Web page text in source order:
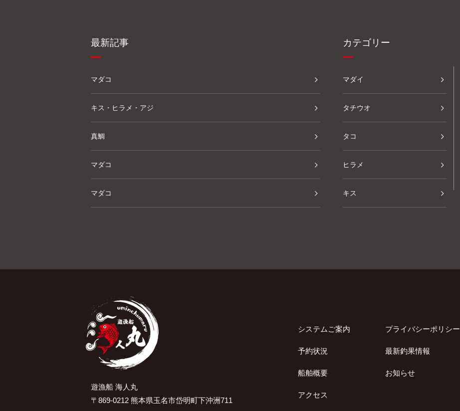
最新記事
マダコ
キス・ヒラメ・アジ
真鯛
マダコ
マダコ
カテゴリー
マダイ
タチウオ
タコ
ヒラメ
キス
遊漁船 海人丸
〒869-0212 熊本県玉名市岱明町下沖洲711
システムご案内
予約状況
船舶概要
アクセス
プライバシーポリシー
最新釣果情報
お知らせ